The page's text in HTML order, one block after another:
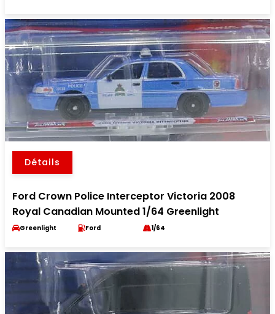
Détails
Ford Crown Police Interceptor Victoria 2008
Royal Canadian Mounted 1/64 Greenlight
Greenlight Ford 1/64